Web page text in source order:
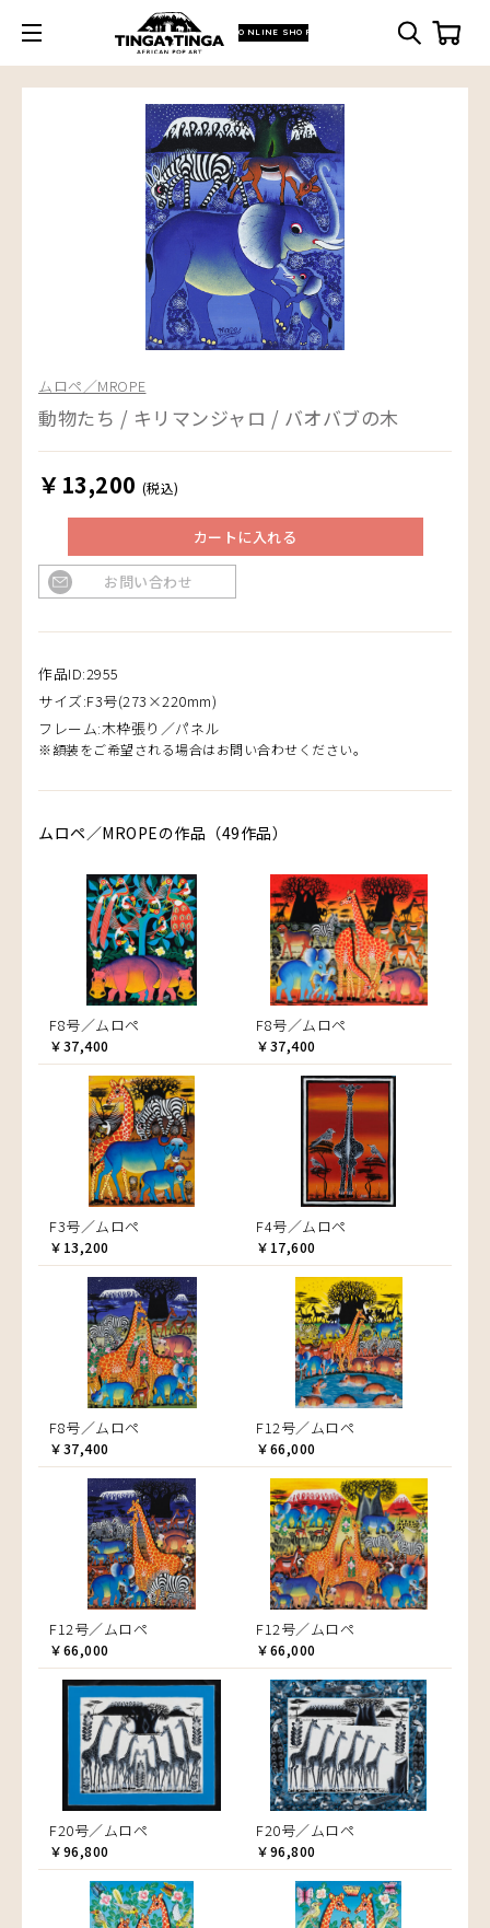
ONLINE SHOP
ムロペ／MROPE
動物たち / キリマンジャロ / バオバブの木
￥13,200 (税込)
カートに入れる
お問い合わせ
作品ID:2955
サイズ:F3号(273×220mm)
フレーム:木枠張り／パネル
※額装をご希望される場合はお問い合わせください。
ムロペ／MROPEの作品（49作品）
F8号／ムロペ
￥37,400
F8号／ムロペ
￥37,400
F3号／ムロペ
￥13,200
F4号／ムロペ
￥17,600
F8号／ムロペ
￥37,400
F12号／ムロペ
￥66,000
F12号／ムロペ
￥66,000
F12号／ムロペ
￥66,000
F20号／ムロペ
￥96,800
F20号／ムロペ
￥96,800